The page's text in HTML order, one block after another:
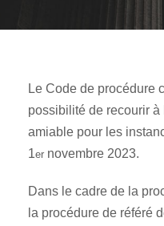
Le Code de procédure
possibilité de recourir à
amiable pour les
1er novembre 2023.
Dans le cadre de la
la procédure de référé